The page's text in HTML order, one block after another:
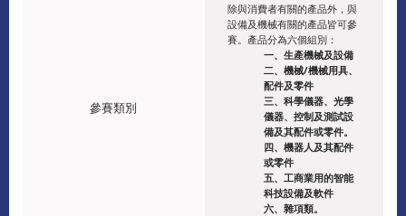
參賽類別
除與消費者有關的產品外，與
設備及機械有關的產品皆可參
賽。產品分為六個組別：
一、生產機械及設備
二、機械/機械用具、
配件及零件
三、科學儀器、光學
儀器、控制及測試設
備及其配件或零件。
四、機器人及其配件
或零件
五、工商業用的智能
科技設備及軟件
六、雜項類。